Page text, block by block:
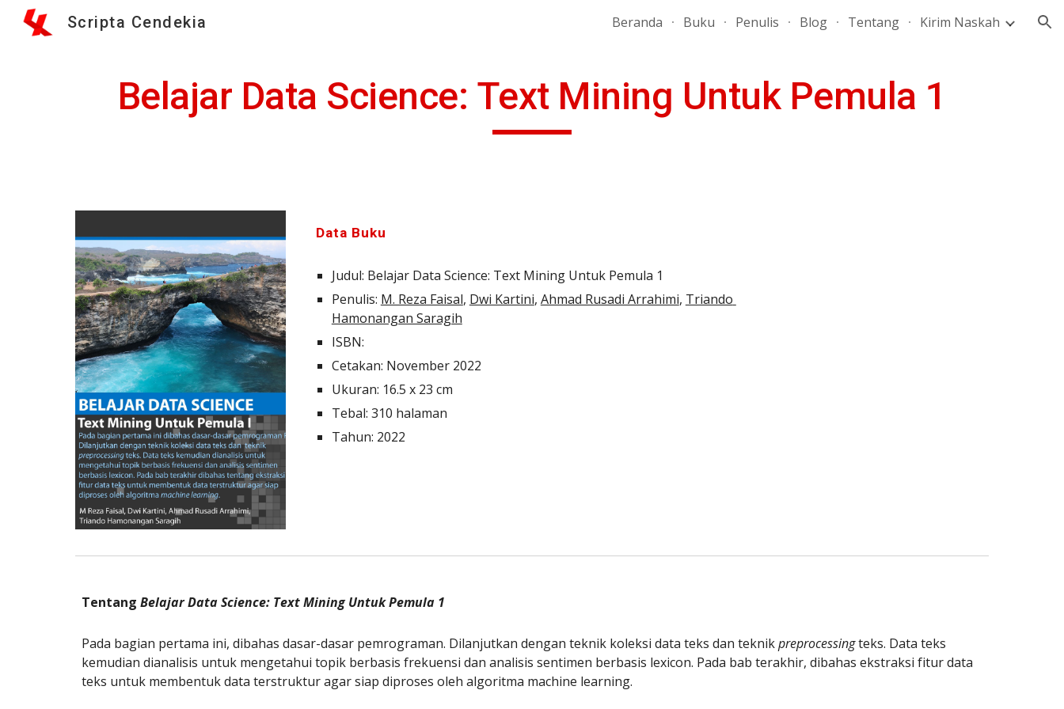
Skip to navigation
Scripta Cendekia Beranda Buku Penulis Blog Tentang Kirim Naskah
Belajar Data Science: Text Mining Untuk Pemula 1
Data Buku
Judul: Belajar Data Science: Text Mining Untuk Pemula 1
Penulis: M. Reza Faisal, Dwi Kartini, Ahmad Rusadi Arrahimi, Triando
Hamonangan Saragih
ISBN:
Cetakan: November 2022
Ukuran: 16.5 x 23 cm
Tebal: 310 halaman
Tahun: 2022
Tentang Belajar Data Science: Text Mining Untuk Pemula 1
Pada bagian pertama ini, dibahas dasar-dasar pemrograman. Dilanjutkan dengan teknik koleksi data teks dan teknik preprocessing teks. Data teks
kemudian dianalisis untuk mengetahui topik berbasis frekuensi dan analisis sentimen berbasis lexicon. Pada bab terakhir, dibahas ekstraksi fitur data
teks untuk membentuk data terstruktur agar siap diproses oleh algoritma machine learning.